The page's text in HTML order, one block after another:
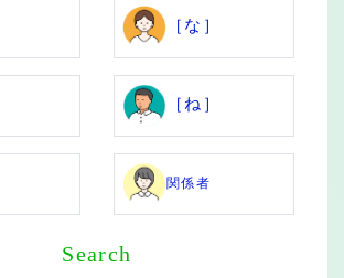
［な］
［ね］
関係者
Search